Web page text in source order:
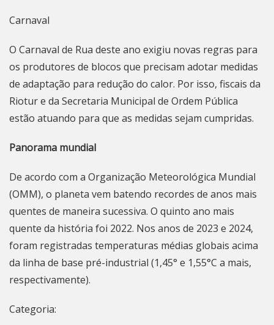
Carnaval
O Carnaval de Rua deste ano exigiu novas regras para
os produtores de blocos que precisam adotar medidas
de adaptação para redução do calor. Por isso, fiscais da
Rioture da Secretaria Municipal de Ordem Pública
estão atuando para que as medidas sejam cumpridas.
Panorama mundial
De acordo com a Organização Meteorológica Mundial
(OMM), o planeta vem batendo recordes de anos mais
quentes de maneira sucessiva. O quinto ano mais
quente da história foi 2022. Nos anos de 2023 e 2024,
foram registradas temperaturas médias globais acima
da linha de base pré-industrial (1,45° e 1,55°C a mais,
respectivamente).
Categoria: